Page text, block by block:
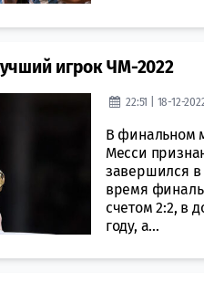
игрок ЧМ-2022
22:51 | 18-12-
В финальном
Месси
завершился в
время
счетом 2:2, в
году, а...